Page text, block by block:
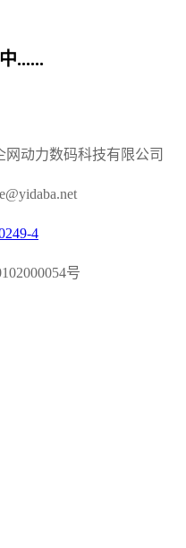
......
网动力数码科技有限公司
4
号